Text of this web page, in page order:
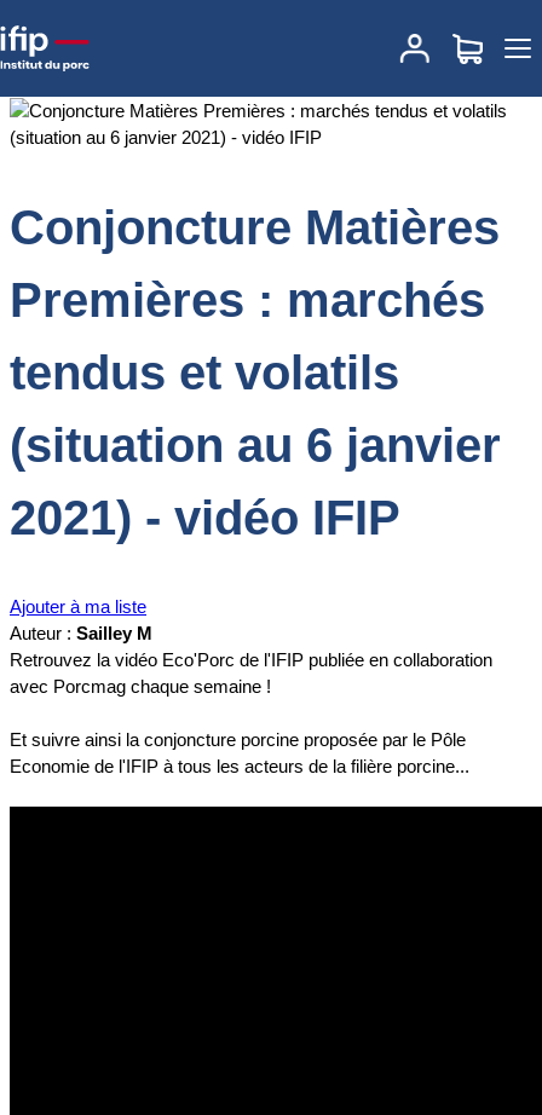
Accueil
Conjoncture Matières Premières :
marchés tendus et volatils (situation au 6 janvier 2021) - vidéo
Conjoncture Matières
Premières : marchés
tendus et volatils
(situation au 6 janvier
2021) - vidéo IFIP
Ajouter à ma liste
Auteur : Sailley M
Retrouvez la vidéo Eco'Porc de l'IFIP publiée en collaboration
avec Porcmag chaque semaine !
Et suivre ainsi la conjoncture porcine proposée par le Pôle
Economie de l'IFIP à tous les acteurs de la filière porcine...